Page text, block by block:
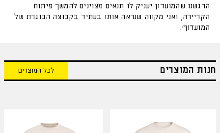
הרגשנו שהמועדון יעניק לו תנאים מצוינים להמשך פיתוח
הקריירה, ואני מקווה שנראה אותו בעתיד בקבוצה הבוגרת של
המועדון".
חנות המוצרים לכל המוצרים